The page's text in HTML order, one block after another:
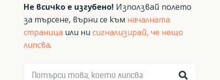
Не всичко е изгубено! Използвай полето
за търсене, върни се към началната
страница или ни сигнализирай, че нещо
липсва.